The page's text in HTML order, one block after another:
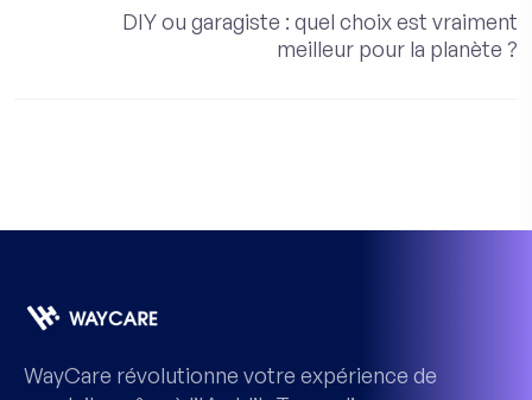
DIY ou garagiste : quel choix est vraiment
meilleur pour la planète ?
WayCare révolutionne votre expérience de